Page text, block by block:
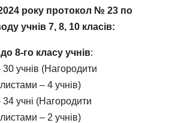
року протокол № 23 по
учнів 7, 8, 10 класів:
8-го класу учнів:
учнів (Нагородити
– 4 учнів)
учні (Нагородити
– 2 учнів)